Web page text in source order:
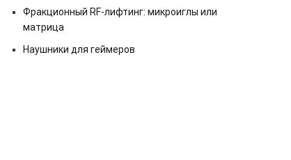
Фракционный RF-лифтинг: микроиглы или
матрица
Наушники для геймеров